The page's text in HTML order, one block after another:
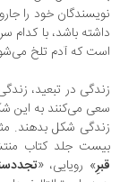
خود را جارو کند
باشد، با کدام
که آدم تلخ می‌شود.
در تبعید، زندگی
می‌کنند به این شکل
شکل بدهند. مثلا من
جلد کتاب منتشر
» رویایی، «تجددستیزیِ